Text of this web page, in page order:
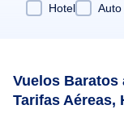
Hotel
Auto
Vuelos Baratos
Tarifas Aéreas,